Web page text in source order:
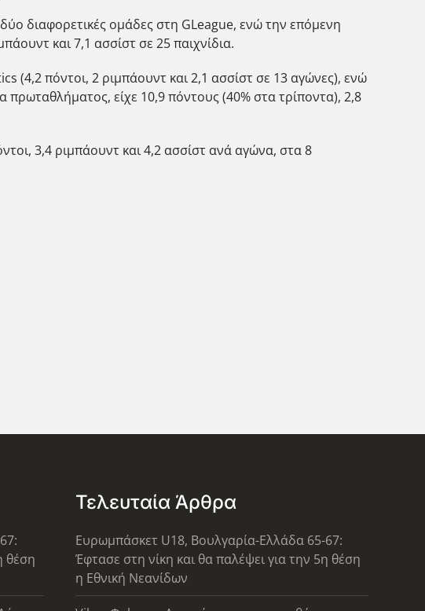
διαφορετικές ομάδες στη GLeague, ενώ την επόμενη
και 7,1 ασσίστ σε 25 παιχνίδια.
(4,2 πόντοι, 2 ριμπάουντ και 2,1 ασσίστ σε 13 αγώνες), ενώ
είχε 10,9 πόντους (40% στα τρίποντα), 2,8
3,4 ριμπάουντ και 4,2 ασσίστ ανά αγώνα, στα 8
θέση
Τελευταία Άρθρα
Ευρωμπάσκετ U18, Βουλγαρία-Ελλάδα 65-67:
Έφτασε στη νίκη και θα παλέψει για την 5η θέση
η Εθνική Νεανίδων